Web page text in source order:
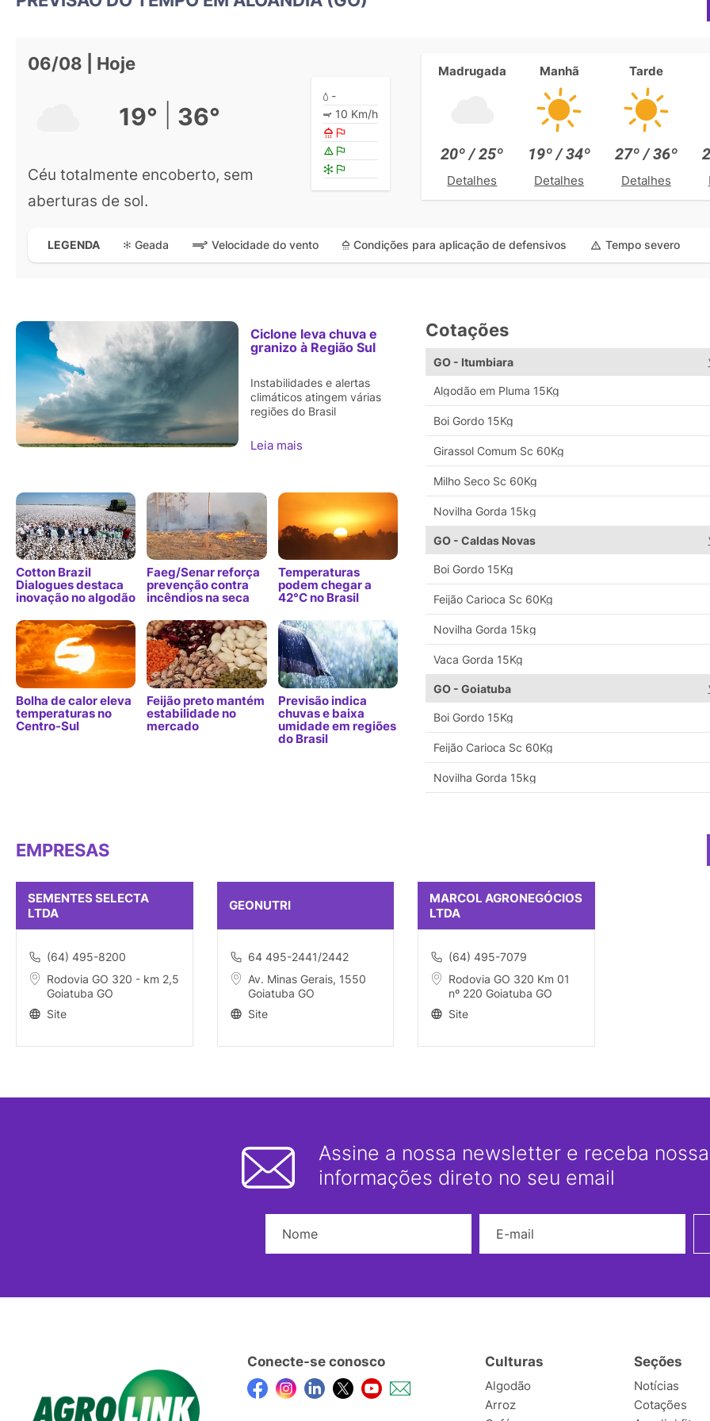
06/08 | Hoje
19° 36°
Céu totalmente encoberto, sem
aberturas de sol.
-
10 Km/h
Madrugada
20º / 25º
Detalhes
Manhã
19º / 34º
Detalhes
Tarde
27º / 36º
Detalhes
LEGENDA Geada Velocidade do vento Condições para aplicação de defensivos Tempo severo
Ciclone leva chuva e
granizo à Região Sul
Instabilidades e alertas
climáticos atingem várias
regiões do Brasil
Leia mais
Cotton Brazil
Dialogues destaca
inovação no algodão
Faeg/Senar reforça
prevenção contra
incêndios na seca
Temperaturas
podem chegar a
42°C no Brasil
Bolha de calor eleva
temperaturas no
Centro-Sul
Feijão preto mantém
estabilidade no
mercado
Previsão indica
chuvas e baixa
umidade em regiões
do Brasil
Cotações
GO - Itumbiara
Algodão em Pluma 15Kg
Boi Gordo 15Kg
Girassol Comum Sc 60Kg
Milho Seco Sc 60Kg
Novilha Gorda 15kg
GO - Caldas Novas
Boi Gordo 15Kg
Feijão Carioca Sc 60Kg
Novilha Gorda 15kg
Vaca Gorda 15Kg
GO - Goiatuba
Boi Gordo 15Kg
Feijão Carioca Sc 60Kg
Novilha Gorda 15kg
EMPRESAS
SEMENTES SELECTA
LTDA
(64) 495-8200
Rodovia GO 320 - km 2,5
Goiatuba GO
Site
GEONUTRI
64 495-2441/2442
Av. Minas Gerais, 1550
Goiatuba GO
Site
MARCOL AGRONEGÓCIOS
LTDA
(64) 495-7079
Rodovia GO 320 Km 01
nº 220 Goiatuba GO
Site
Assine a nossa newsletter e receba
informações direto no seu email
Conecte-se conosco Culturas
Algodão
Arroz
Seções
Notícias
Cotações